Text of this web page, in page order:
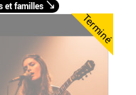
et familles
Terminé